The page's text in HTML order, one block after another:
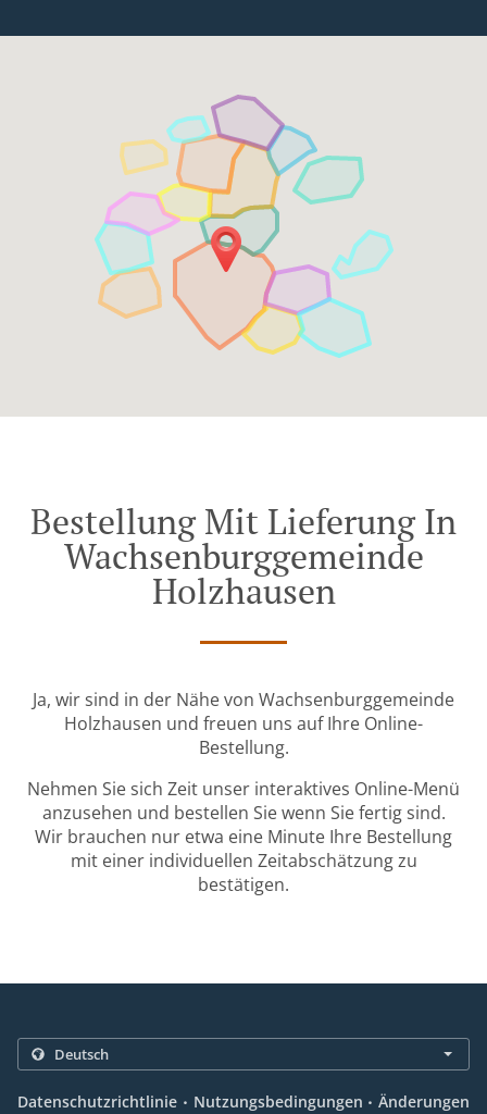
Bestellung Mit Lieferung In
Wachsenburggemeinde
Holzhausen
Ja, wir sind in der Nähe von Wachsenburggemeinde
Holzhausen und freuen uns auf Ihre Online-
Bestellung.
Nehmen Sie sich Zeit unser interaktives Online-Menü
anzusehen und bestellen Sie wenn Sie fertig sind.
Wir brauchen nur etwa eine Minute Ihre Bestellung
mit einer individuellen Zeitabschätzung zu
bestätigen.
Datenschutzrichtlinie . Nutzungsbedingungen . Änderungen